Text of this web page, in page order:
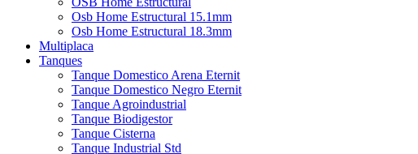
Osb Home Estructural 15.1mm
Osb Home Estructural 18.3mm
Multiplaca
Tanques
Tanque Domestico Arena Eternit
Tanque Domestico Negro Eternit
Tanque Agroindustrial
Tanque Biodigestor
Tanque Cisterna
Tanque Industrial Std